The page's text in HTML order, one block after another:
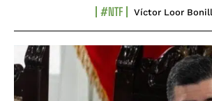
#NTF Víctor Loor